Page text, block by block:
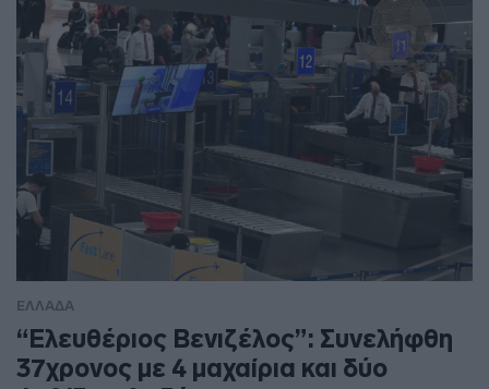
ΕΛΛΑΔΑ
“Ελευθέριος Βενιζέλος”: Συνελήφθη
37χρονος με 4 μαχαίρια και δύο